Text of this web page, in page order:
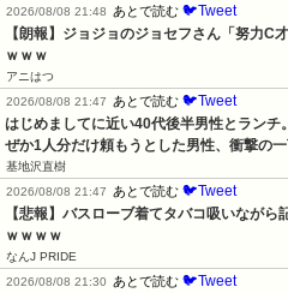
2026/08/08 21:48
あとで読む 🐦Tweet
【朗報】ジョジョのジョセフさん「努力
ｗｗｗ
アニはつ
2026/08/08 21:47
あとで読む 🐦Tweet
はじめましてに近い40代後半男性とラン
ぜか1人分だけ頼もうとした男性、衝撃の
基地沢直樹
2026/08/08 21:47
あとで読む 🐦Tweet
【悲報】バスローブ着てタバコ吸いなが
ｗｗｗｗ
なんJ PRIDE
2026/08/08 21:30
あとで読む 🐦Tweet